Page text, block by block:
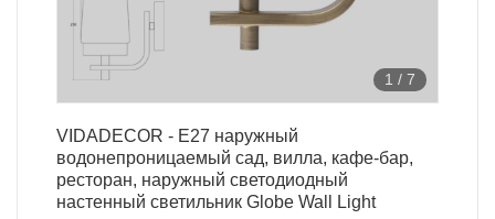
1 / 7
VIDADECOR - E27 наружный
водонепроницаемый сад, вилла, кафе-бар,
ресторан, наружный светодиодный
настенный светильник Globe Wall Light